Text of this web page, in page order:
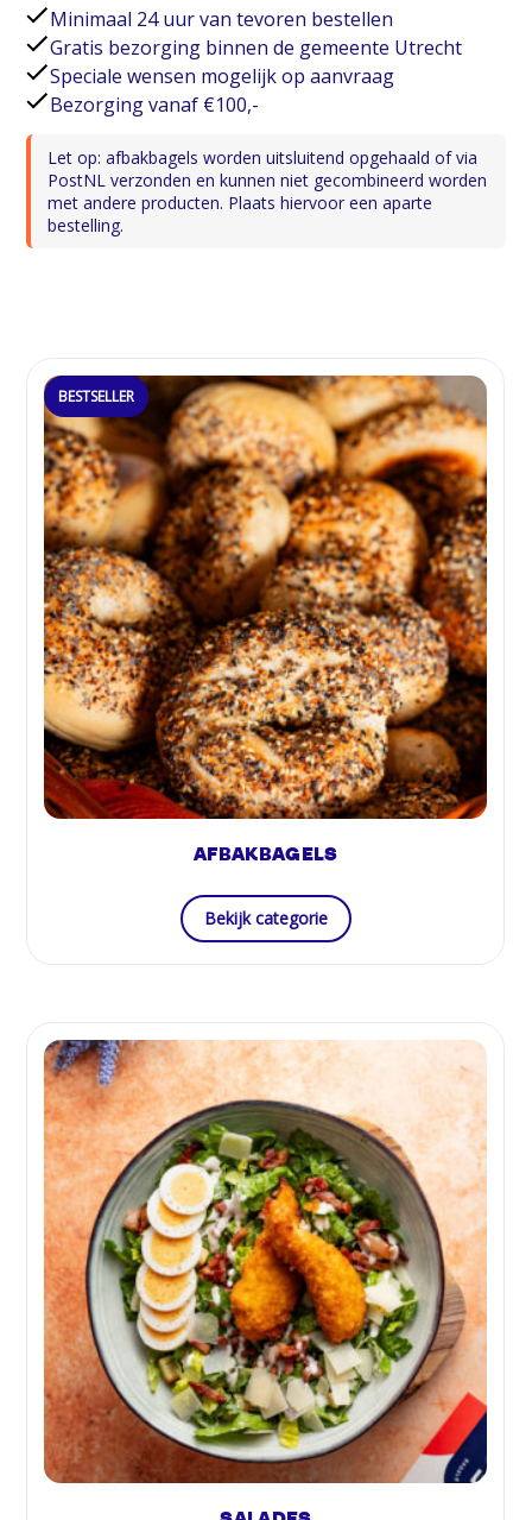
Minimaal 24 uur van tevoren bestellen
Gratis bezorging binnen de gemeente Utrecht
Speciale wensen mogelijk op aanvraag
Bezorging vanaf €100,-
Let op: afbakbagels worden uitsluitend opgehaald of via
PostNL verzonden en kunnen niet gecombineerd worden
met andere producten. Plaats hiervoor een aparte
bestelling.
AFBAKBAGELS